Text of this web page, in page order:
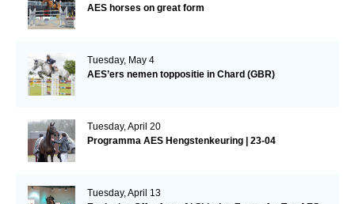
AES horses on great form
Tuesday, May 4
AES’ers nemen toppositie in Chard (GBR)
Tuesday, April 20
Programma AES Hengstenkeuring | 23-04
Tuesday, April 13